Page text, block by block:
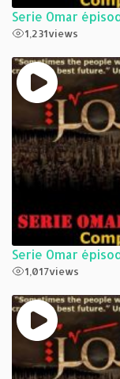
Serie Omar
1,231views
Serie Omar
1,017views